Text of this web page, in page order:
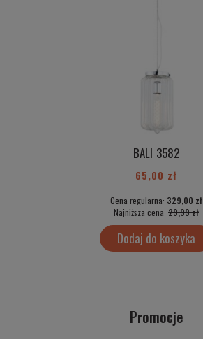
BALI 3582
65,00 zł
Cena regularna: 329,00 zł
Najniższa cena: 29,99 zł
Dodaj do koszyka
Promocje